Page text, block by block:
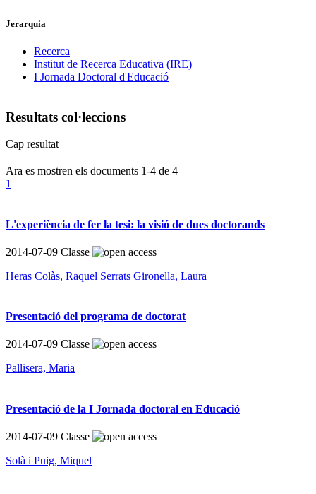
Jerarquia
Recerca
Institut de Recerca Educativa (IRE)
I Jornada Doctoral d'Educació
Resultats col·leccions
Cap resultat
Ara es mostren els documents 1-4 de 4
1
L'experiència de fer la tesi: la visió de dues doctorands
2014-07-09 Classe
Heras Colàs, Raquel Serrats Gironella, Laura
Presentació del programa de doctorat
2014-07-09 Classe
Pallisera, Maria
Presentació de la I Jornada doctoral en Educació
2014-07-09 Classe
Solà i Puig, Miquel